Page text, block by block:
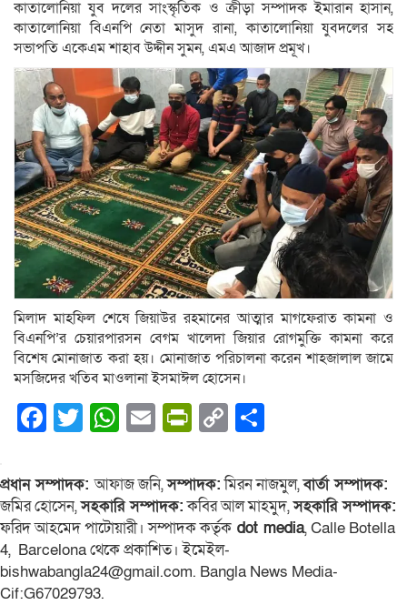
কাতালোনিয়া যুব দলের সাংস্কৃতিক ও ক্রীড়া সম্পাদক ইমারান হাসান,
কাতালোনিয়া বিএনপি নেতা মাসুদ রানা, কাতালোনিয়া যুবদলের সহ
সভাপতি একেএম শাহাব উদ্দীন সুমন, এমএ আজাদ প্রমূখ।
মিলাদ মাহফিল শেষে জিয়াউর রহমানের আত্মার মাগফেরাত কামনা ও
বিএনপি’র চেয়ারপারসন বেগম খালেদা জিয়ার রোগমুক্তি কামনা করে
বিশেষ মোনাজাত করা হয়। মোনাজাত পরিচালনা করেন শাহজালাল জামে
মসজিদের খতিব মাওলানা ইসমাঈল হোসেন।
Facebook
Twitter
WhatsApp
EmailPrintFriendly
Copy
প্রধান সম্পাদক:আফাজ জনি,সম্পাদক:মিরন নাজমুল,বার্তা সম্পাদক:
জমির হোসেন,সহকারি সম্পাদক:কবির আল মাহমুদ,সহকারি সম্পাদক:
ফরিদ আহমেদ পাটোয়ারী। সম্পাদক কর্তৃক dot media, Calle Botella
4, Barcelona থেকে প্রকাশিত। ইমেইল-
bishwabangla24@gmail.com. Bangla News Media-
Cif:G67029793.